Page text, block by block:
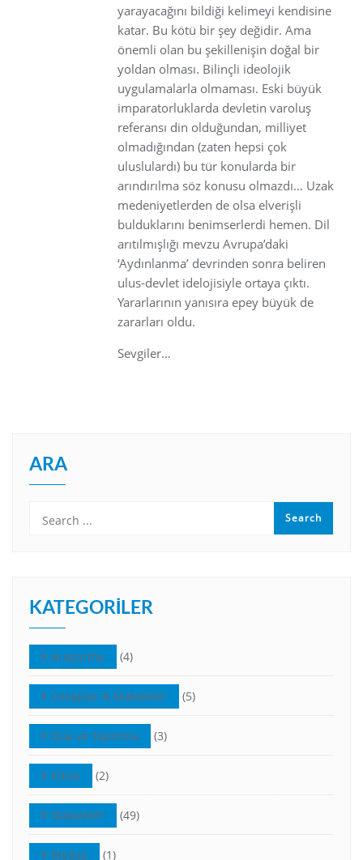
yarayacağını bildiği kelimeyi kendisine
katar. Bu kötü bir şey değidir. Ama
önemli olan bu şekillenişin doğal bir
yoldan olması. Bilinçli ideolojik
uygulamalarla olmaması. Eski büyük
imparatorluklarda devletin varoluş
referansı din olduğundan, milliyet
olmadığından (zaten hepsi çok
uluslulardı) bu tür konularda bir
arındırılma söz konusu olmazdı… Uzak
medeniyetlerden de olsa elverişli
bulduklarını benimserlerdi hemen. Dil
arıtılmışlığı mevzu Avrupa’daki
‘Aydınlanma’ devrinden sonra beliren
ulus-devlet idelojisiyle ortaya çıktı.
Yararlarının yanısıra epey büyük de
zararları oldu.
Sevgiler…
ARA
KATEGORILER
Araştırma (4)
Cevaplar & Makaleler (5)
Dua ve Tapınma (3)
Kilise (2)
Makaleler (49)
Medya (1)